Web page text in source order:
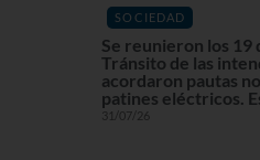
SOCIEDAD
Se reunieron los 19
Tránsito de las
acordaron pautas
patines eléctricos.
31/07/26